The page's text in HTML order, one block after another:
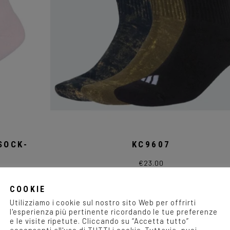
KC9607
€23.00
Questo
varianti.
Le
opzioni
possono
COOKIE
Utilizziamo i cookie sul nostro sito Web per offrirti
l'esperienza più pertinente ricordando le tue preferenze
e le visite ripetute. Cliccando su “Accetta tutto”